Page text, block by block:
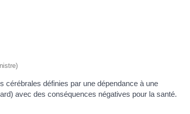
cérébrales définies par une dépendance à une
avec des conséquences négatives pour la santé.